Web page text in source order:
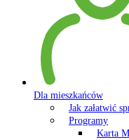
Dla mieszkańców
Jak załatwić
Programy
Karta